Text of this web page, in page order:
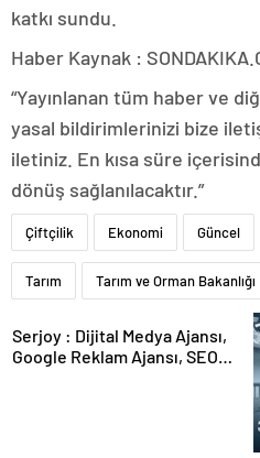
katkı sundu.
Haber Kaynak :
“Yayınlanan tüm haber ve
yasal bildirimlerinizi bize
iletiniz. En kısa süre
dönüş sağlanılacaktır.”
Çiftçilik Ekonomi Güncel
Tarım Tarım ve Orman Bakanlığı
Serjoy : Dijital Medya Ajansı,
Google Reklam Ajansı, SEO